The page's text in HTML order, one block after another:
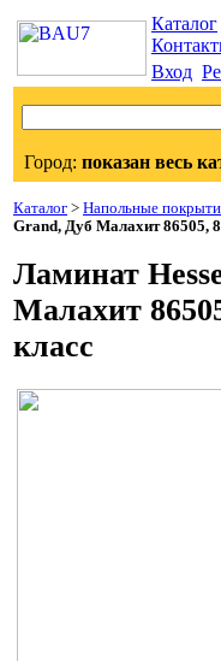
Каталог
Вход
Город: показан весь
Каталог > Напольные
Grand, Дуб Малахит 86505,
Ламинат
Малахит
класс